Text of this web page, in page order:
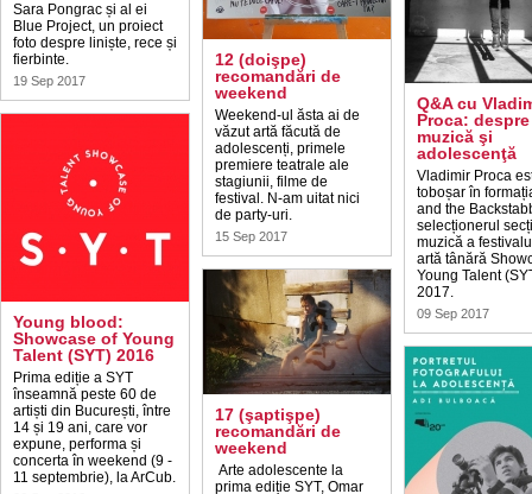
Sara Pongrac și al ei
Blue Project, un proiect
foto despre liniște, rece și
fierbinte.
19 Sep 2017
Young blood:
Showcase of Young
Talent (SYT) 2016
Prima ediție a SYT
înseamnă peste 60 de
artiști din București, între
14 și 19 ani, care vor
expune, performa și
concerta în weekend (9 -
11 septembrie), la ArCub.
12 (doişpe)
recomandări de
weekend
Weekend-ul ăsta ai de
văzut artă făcută de
adolescenți, primele
premiere teatrale ale
stagiunii, filme de
festival. N-am uitat nici
de party-uri.
15 Sep 2017
17 (şaptişpe)
recomandări de
weekend
Arte adolescente la
prima ediție SYT, Omar
Q&A cu
Proca: despre
muzică şi
adolescenţă
Vladimir Proca
toboșar în
and the
selecționerul
muzică a
artă tânără
Young Talent
2017.
09 Sep 2017